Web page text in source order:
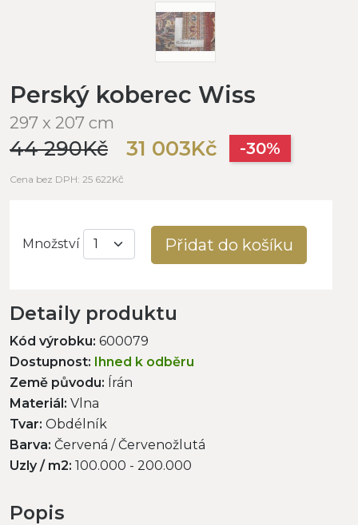
Perský koberec Wiss
297 x 207 cm
44 290Kč 31 003Kč -30%
Cena bez DPH: 25 622Kč
Množství Přidat do košíku
Detaily produktu
Kód výrobku: 600079
Dostupnost: Ihned k odběru
Země původu: Írán
Materiál: Vlna
Tvar: Obdélník
Barva: Červená / Červenožlutá
Uzly / m2: 100.000 - 200.000
Popis